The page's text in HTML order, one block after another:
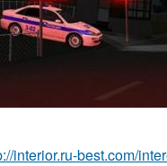
interior.ru-best.com/